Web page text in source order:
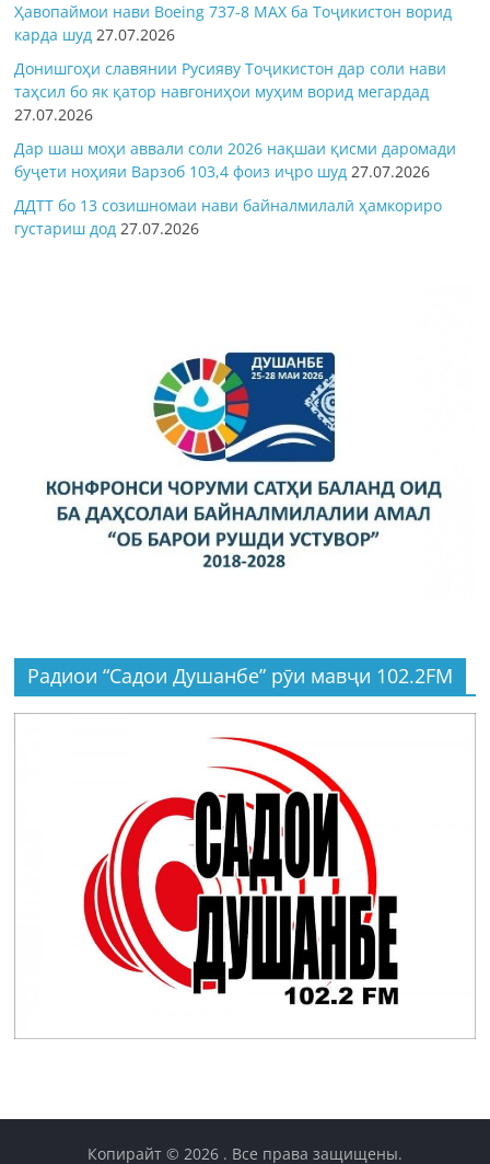
Ҳавопаймои нави Boeing 737-8 MAX ба Тоҷикистон ворид
карда шуд 27.07.2026
Донишгоҳи славянии Русияву Тоҷикистон дар соли нави
таҳсил бо як қатор навгониҳои муҳим ворид мегардад
27.07.2026
Дар шаш моҳи аввали соли 2026 нақшаи қисми даромади
буҷети ноҳияи Варзоб 103,4 фоиз иҷро шуд 27.07.2026
ДДТТ бо 13 созишномаи нави байналмилалӣ ҳамкориро
густариш дод 27.07.2026
Радиои “Садои Душанбе” рӯи мавҷи 102.2FM
Копирайт © 2026 . Все права защищены.